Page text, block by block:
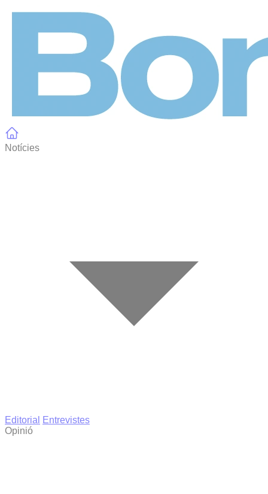
Notícies
Editorial
Entrevistes
Opinió